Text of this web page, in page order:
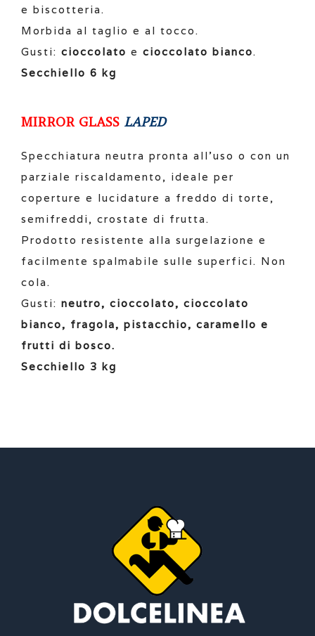
e biscotteria.
Morbida al taglio e al tocco.
Gusti: cioccolato e cioccolato bianco.
Secchiello 6 kg
MIRROR GLASS LAPED
Specchiatura neutra pronta all’uso o con un
parziale riscaldamento, ideale per
coperture e lucidature a freddo di torte,
semifreddi, crostate di frutta.
Prodotto resistente alla surgelazione e
facilmente spalmabile sulle superfici. Non
cola.
Gusti: neutro, cioccolato, cioccolato
bianco, fragola, pistacchio, caramello e
frutti di bosco.
Secchiello 3 kg